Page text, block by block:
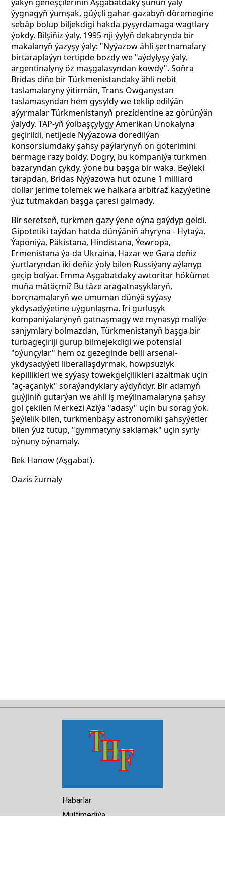
ýygnagyň ýumşak, güýçli gahar-gazabyň döremegine
sebäp bolup biljekdigi hakda pyşyrdamaga wagtlary
ýokdy. Bilşiňiz ýaly, 1995-nji ýylyň dekabrynda bir
makalanyň ýazyşy ýaly: "Nyýazow ähli şertnamalary
birtaraplaýyn tertipde bozdy we "aýdylyşy ýaly,
argentinalyny öz maşgalasyndan kowdy". Soňra
Bridas diňe bir Türkmenistandaky ähli nebit
taslamalaryny ýitirmän, Trans-Owganystan
taslamasyndan hem gysyldy we teklip edilýän
aýyrmalar Türkmenistanyň prezidentine az görünýän
ýalydy. TAP-yň ýolbaşçylygy Amerikan Unokalyna
geçirildi, netijede Nyýazowa döredilýän
konsorsiumdaky şahsy paýlarynyň on göterimini
bermäge razy boldy. Dogry, bu kompaniýa türkmen
bazaryndan çykdy, ýöne bu başga bir waka. Beýleki
tarapdan, Bridas Nyýazowa hut özüne 1 milliard
dollar jerime tölemek we halkara arbitraž kazyýetine
ýüz tutmakdan başga çäresi galmady.
Bir seretseň, türkmen gazy ýene oýna gaýdyp geldi.
Gipotetiki taýdan hatda dünýäniň ahyryna - Hytaýa,
Ýaponiýa, Päkistana, Hindistana, Ýewropa,
Ermenistana ýa-da Ukraina, Hazar we Gara deňiz
ýurtlaryndan iki deňiz ýoly bilen Russiýany aýlanyp
geçip bolýar. Emma Aşgabatdaky awtoritar hökümet
muňa mätäçmi? Bu täze aragatnaşyklaryň,
borçnamalaryň we umuman dünýä syýasy
ykdysadyýetine uýgunlaşma. Iri gurluşyk
kompaniýalarynyň gatnaşmagy we mynasyp maliýe
sanjymlary bolmazdan, Türkmenistanyň başga bir
turbageçiriji gurup bilmejekdigi we potensial
"oýunçylar" hem öz gezeginde belli arsenal-
ykdysadyýeti liberallaşdyrmak, howpsuzlyk
kepillikleri we syýasy töwekgelçilikleri azaltmak üçin
"aç-açanlyk" soraýandyklary aýdyňdyr. Bir adamyň
güýjiniň gutarýan we ähli iş meýilnamalaryna şahsy
gol çekilen Merkezi Aziýa "adasy" üçin bu sorag ýok.
Şeýlelik bilen, türkmenbaşy astronomiki şahsyýetler
bilen ýüz tutup, "gymmatyny saklamak" üçin syrly
oýnuny oýnamaly.
Bek Hanow (Aşgabat).
Oazis žurnaly
Habarlar
Multimediýa